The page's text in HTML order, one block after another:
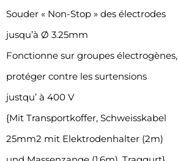
Souder « Non-Stop » des électrodes
jusqu’à Ø 3.25mm
Fonctionne sur groupes électrogènes,
protéger contre les surtensions
justqu’ à 400 V
{Mit Transportkoffer, Schweisskabel
25mm2 mit Elektrodenhalter (2m)